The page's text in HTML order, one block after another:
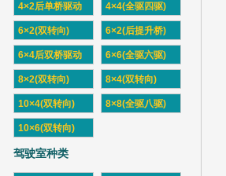
4×2后单桥驱动 4×4(全驱四驱)
6×2(双转向) 6×2(后提升桥)
6×4后双桥驱动 6×6(全驱六驱)
8×2(双转向) 8×4(双转向)
10×4(双转向) 8×8(全驱八驱)
10×6(双转向)
驾驶室种类